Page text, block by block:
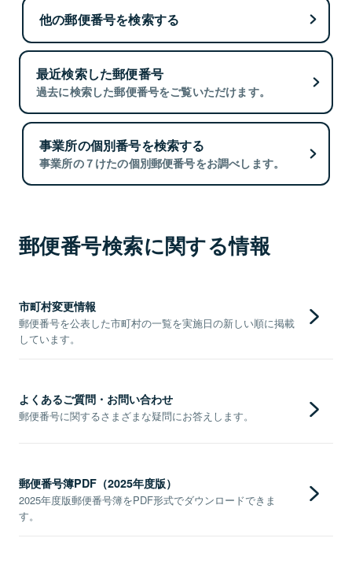
他の郵便番号を検索する
最近検索した郵便番号
過去に検索した郵便番号をご覧いただけます。
事業所の個別番号を検索する
事業所の７けたの個別郵便番号をお調べします。
郵便番号検索に関する情報
市町村変更情報
郵便番号を公表した市町村の一覧を実施日の新しい順に掲載
しています。
よくあるご質問・お問い合わせ
郵便番号に関するさまざまな疑問にお答えします。
郵便番号簿PDF（2025年度版）
2025年度版郵便番号簿をPDF形式でダウンロードできま
す。